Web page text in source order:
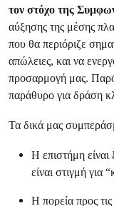
τον στόχο της
αύξησης της μέσης
που θα περιόριζε
απώλειες, και να
προσαρμογή μας.
παράθυρο για δράση
Τα δικά μας
Η επιστήμη
είναι στιγμή για
Η πορεία προς